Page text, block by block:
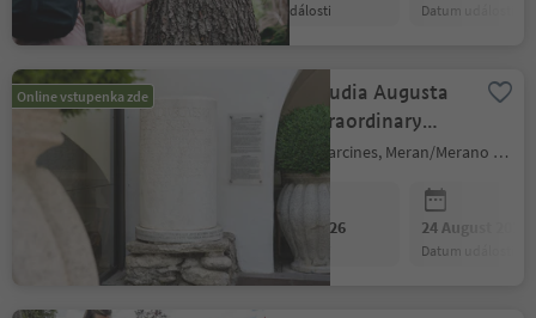
datum události datum události
Online vstupenka zde
The Via Claudia Augusta
and the extraordinary
history of Rabland & Töll
Partschins/Parcines, Meran/Merano and environs
10 August 2026 24 August 2026
datum události